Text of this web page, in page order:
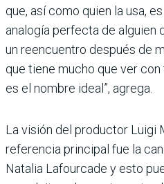
que, así como quien la usa,
analogía perfecta de alguien
un reencuentro después de
que tiene mucho que ver
es el nombre ideal”, agrega.
La visión del productor Luigi
referencia principal fue la
Natalia Lafourcade y esto